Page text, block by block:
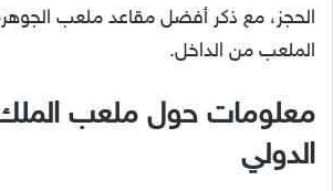
الحجز، مع ذكر أفضل مقاعد ملعب
الملعب من الداخل.
معلومات حول ملعب
الدولي